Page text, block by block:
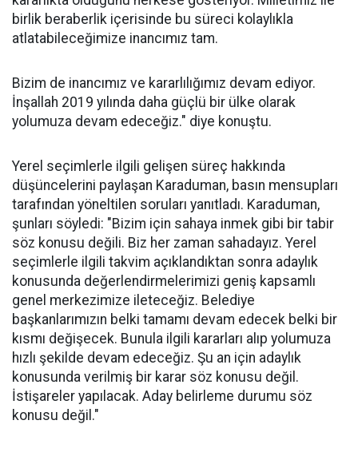
birlik beraberlik içerisinde bu süreci kolaylıkla
atlatabileceğimize inancımız tam.
Bizim de inancımız ve kararlılığımız devam ediyor.
İnşallah 2019 yılında daha güçlü bir ülke olarak
yolumuza devam edeceğiz." diye konuştu.
Yerel seçimlerle ilgili gelişen süreç hakkında
düşüncelerini paylaşan Karaduman, basın mensupları
tarafından yöneltilen soruları yanıtladı. Karaduman,
şunları söyledi: "Bizim için sahaya inmek gibi bir tabir
söz konusu değili. Biz her zaman sahadayız. Yerel
seçimlerle ilgili takvim açıklandıktan sonra adaylık
konusunda değerlendirmelerimizi geniş kapsamlı
genel merkezimize ileteceğiz. Belediye
başkanlarımızın belki tamamı devam edecek belki bir
kısmı değişecek. Bunula ilgili kararları alıp yolumuza
hızlı şekilde devam edeceğiz. Şu an için adaylık
konusunda verilmiş bir karar söz konusu değil.
İstişareler yapılacak. Aday belirleme durumu söz
konusu değil."